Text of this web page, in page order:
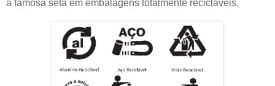
a famosa seta em embalagens totalmente recicláveis.